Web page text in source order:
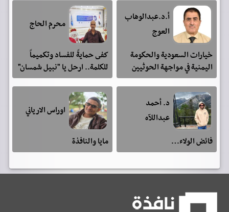
أ.د.عبدالوهاب
العوج
خيارات السعودية والحكومة
اليمنية في مواجهة الحوثيين
محرم الحاج
كفى حمايةً للفساد وتكميماً
للكلمة.. ارحل يا "نبيل شمسان"
د. أحمد
عبداللآه
فائض الولاء…
اوراس الارياني
مايا والنافذة